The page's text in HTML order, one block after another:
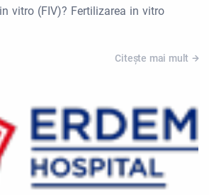
vitro (FIV)? Fertilizarea in vitro
Citește mai mult